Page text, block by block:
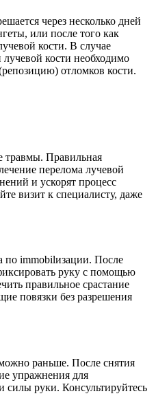
через несколько дней
или после того как
кости. В случае
кости необходимо
отломков кости.
травмы. Правильная
перелома лучевой
и ускорят процесс
визит к специалисту, даже
по immobilизации. После
руку с помощью
правильное срастание
повязки без разрешения
раньше. После снятия
упражнения для
силы руки. Консультируйтесь